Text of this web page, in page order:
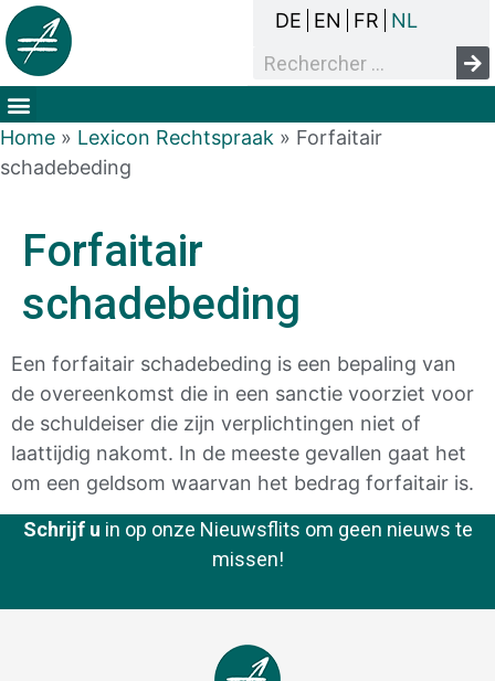
DE EN FR NL
Home » Lexicon Rechtspraak » Forfaitair
schadebeding
Forfaitair
schadebeding
Een forfaitair schadebeding is een bepaling van
de overeenkomst die in een sanctie voorziet voor
de schuldeiser die zijn verplichtingen niet of
laattijdig nakomt. In de meeste gevallen gaat het
om een geldsom waarvan het bedrag forfaitair is.
Schrijf u in op onze Nieuwsflits om geen nieuws te
missen!